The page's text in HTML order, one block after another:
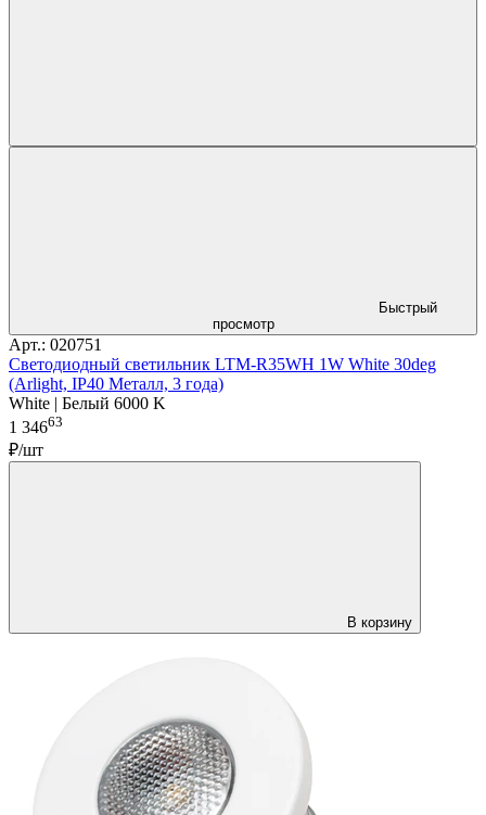
Быстрый
просмотр
Арт.: 020751
Светодиодный светильник LTM-R35WH 1W White 30deg
(Arlight, IP40 Металл, 3 года)
White | Белый 6000 K
1 34663
₽/шт
В корзину